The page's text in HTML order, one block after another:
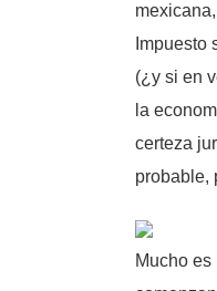
Impuesto
(¿y si en
la
certeza
probable,
Mucho